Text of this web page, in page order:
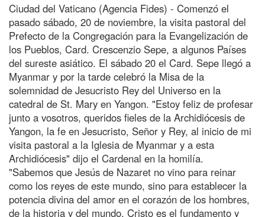
Ciudad del Vaticano (Agencia Fides) - Comenzó el
pasado sábado, 20 de noviembre, la visita pastoral del
Prefecto de la Congregación para la Evangelización de
los Pueblos, Card. Crescenzio Sepe, a algunos Países
del sureste asiático. El sábado 20 el Card. Sepe llegó a
Myanmar y por la tarde celebró la Misa de la
solemnidad de Jesucristo Rey del Universo en la
catedral de St. Mary en Yangon. "Estoy feliz de profesar
junto a vosotros, queridos fieles de la Archidiócesis de
Yangon, la fe en Jesucristo, Señor y Rey, al inicio de mi
visita pastoral a la Iglesia de Myanmar y a esta
Archidiócesis" dijo el Cardenal en la homilía.
"Sabemos que Jesús de Nazaret no vino para reinar
como los reyes de este mundo, sino para establecer la
potencia divina del amor en el corazón de los hombres,
de la historia y del mundo. Cristo es el fundamento y